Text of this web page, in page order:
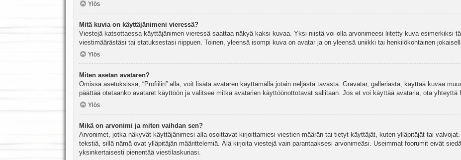
Ylös
Mitä kuvia on käyttäjänimeni vieressä?
Viestejä katsottaessa käyttäjänimen vieressä saattaa näkyä kaksi kuvaa. Yksi niistä voi olla arvonimeesi liitetty kuva esimerkiksi
viestimäärästäsi tai statuksestasi riippuen. Toinen, yleensä isompi kuva on avatar ja on yleensä uniikki tai henkilökohtainen
Ylös
Miten asetan avataren?
Omissa asetuksissa, “Profiilin” alla, voit lisätä avataren käyttämällä jotain neljästä tavasta: Gravatar, galleriasta, käyttää kuvaa
päättää otetaanko avataret käyttöön ja valitsee mitkä avatarien käyttöönottotavat sallitaan. Jos et voi käyttää avataria, ota yhteyttä
Ylös
Mikä on arvonimi ja miten vaihdan sen?
Arvonimet, jotka näkyvät käyttäjänimesi alla osoittavat kirjoittamiesi viestien määrän tai tietyt käyttäjät, kuten ylläpitäjät tai
tekstiä, sillä nämä ovat ylläpitäjän määrittelemiä. Älä kirjoita viestejä vain parantaaksesi arvonimeäsi. Useimmat foorumit eivät
yksinkertaisesti pienentää viestilaskuriasi.